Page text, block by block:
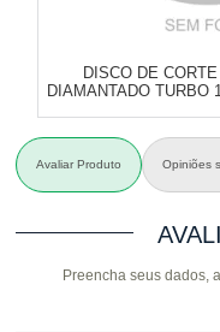
DISCO DE CORTE
DIAMANTADO TURBO
Varejo: R$
4.050,70
R$ 2.550,90
10 x de R$ 255,09
COMPRAR
Avaliar Produto Opiniões
Preencha seus dados,